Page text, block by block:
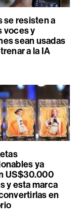
se resisten a
voces y
sean usadas
a la IA
ya
US$30.000
y esta marca
en